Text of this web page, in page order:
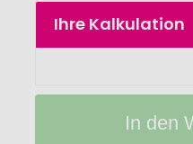
springen
Ihre Kalkulation
Doppelwandige
Auf
In den